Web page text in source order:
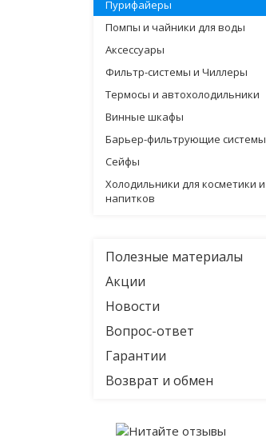
Пурифайеры
Помпы и чайники для воды
Аксессуары
Фильтр-системы и Чиллеры
Термосы и автохолодильники
Винные шкафы
Барьер-фильтрующие системы
Сейфы
Холодильники для косметики и
напитков
Полезные материалы
Акции
Новости
Вопрос-ответ
Гарантии
Возврат и обмен